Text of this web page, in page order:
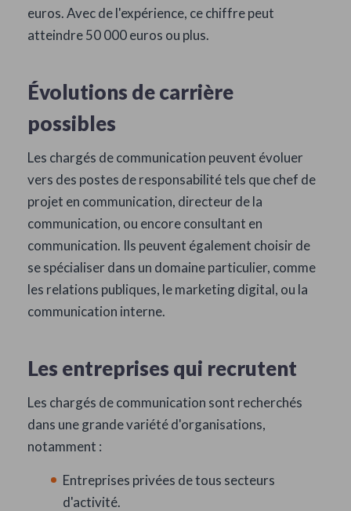
euros. Avec de l'expérience, ce chiffre peut
atteindre 50 000 euros ou plus.
Évolutions de carrière
possibles
Les chargés de communication peuvent évoluer
vers des postes de responsabilité tels que chef de
projet en communication, directeur de la
communication, ou encore consultant en
communication. Ils peuvent également choisir de
se spécialiser dans un domaine particulier, comme
les relations publiques, le marketing digital, ou la
communication interne.
Les entreprises qui recrutent
Les chargés de communication sont recherchés
dans une grande variété d'organisations,
notamment :
Entreprises privées de tous secteurs
d'activité.